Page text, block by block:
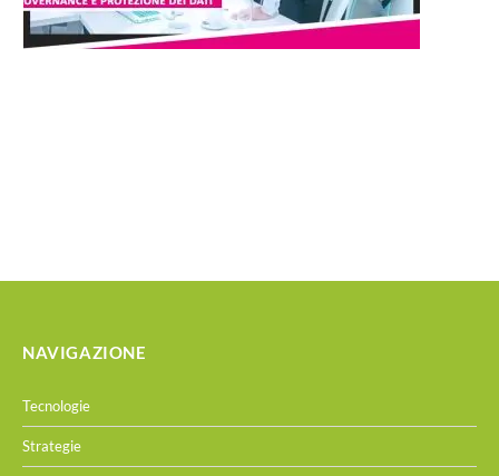
NAVIGAZIONE
Tecnologie
Strategie